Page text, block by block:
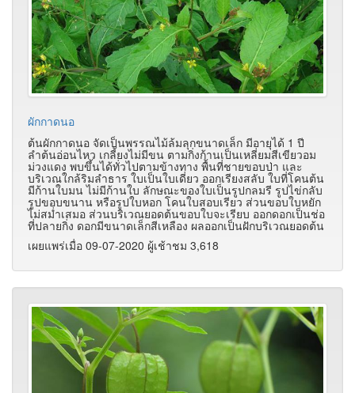
ผักกาดนอ
ต้นผักกาดนอ จัดเป็นพรรณไม้ล้มลุกขนาดเล็ก มีอายุได้ 1 ปี
ลำต้นอ่อนไหว เกลี้ยงไม่มีขน ตามกิ่งก้านเป็นเหลี่ยมสีเขียวอม
ม่วงแดง พบขึ้นได้ทั่วไปตามข้างทาง พื้นที่ชายขอบป่า และ
บริเวณใกล้ริมลำธาร ใบเป็นใบเดี่ยว ออกเรียงสลับ ใบที่โคนต้น
มีก้านใบมน ไม่มีก้านใบ ลักษณะของใบเป็นรูปกลมรี รูปไข่กลับ
รูปขอบขนาน หรือรูปใบหอก โคนใบสอบเรียว ส่วนขอบใบหยัก
ไม่สม่ำเสมอ ส่วนบริเวณยอดต้นขอบใบจะเรียบ ออกดอกเป็นช่อ
ที่ปลายกิ่ง ดอกมีขนาดเล็กสีเหลือง ผลออกเป็นฝักบริเวณยอดต้น
เผยแพร่เมื่อ 09-07-2020 ผู้เช้าชม 3,618